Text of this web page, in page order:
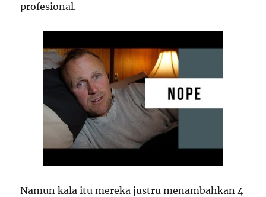
profesional.
Namun kala itu mereka justru menambahkan 4